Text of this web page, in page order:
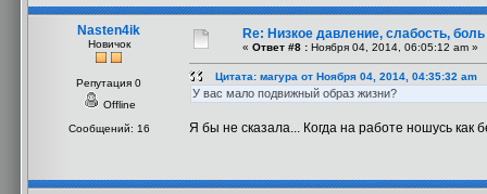
Nasten4ik
Новичок
Репутация 0
Offline
Сообщений: 16
Re: Низкое давление, слабость,
« Ответ #8 : Ноября 04, 2014, 06:05:12 am »
Цитата: магура от Ноября 04, 2014, 04:35:32 am
У вас мало подвижный образ жизни?
Я бы не сказала... Когда на работе ношусь как